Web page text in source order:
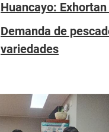
Huancayo:
Demanda de
variedades